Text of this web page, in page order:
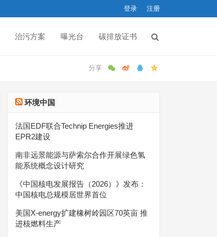
登录 注册
治污方案 曝光台 碳排放证书
环境中国
法国EDF联合Technip Energies推进
EPR2建设
南非远景能源与萨索尔合作开展绿色氢
能系统概念设计研究
《中国核电发展报告（2026）》发布：
中国核电总规模居世界首位
美国X-energy扩建橡树岭园区70英亩 推
进核燃料生产